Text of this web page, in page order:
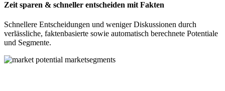
Zeit sparen & schneller entscheiden mit Fakten
Schnellere Entscheidungen und weniger Diskussionen durch
verlässliche, faktenbasierte sowie automatisch berechnete Potentiale
und Segmente.